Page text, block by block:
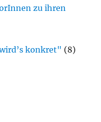
zu ihren
konkret" (8)